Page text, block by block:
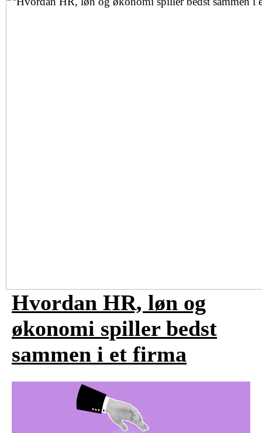
Hvordan HR, løn og
økonomi spiller bedst
sammen i et firma